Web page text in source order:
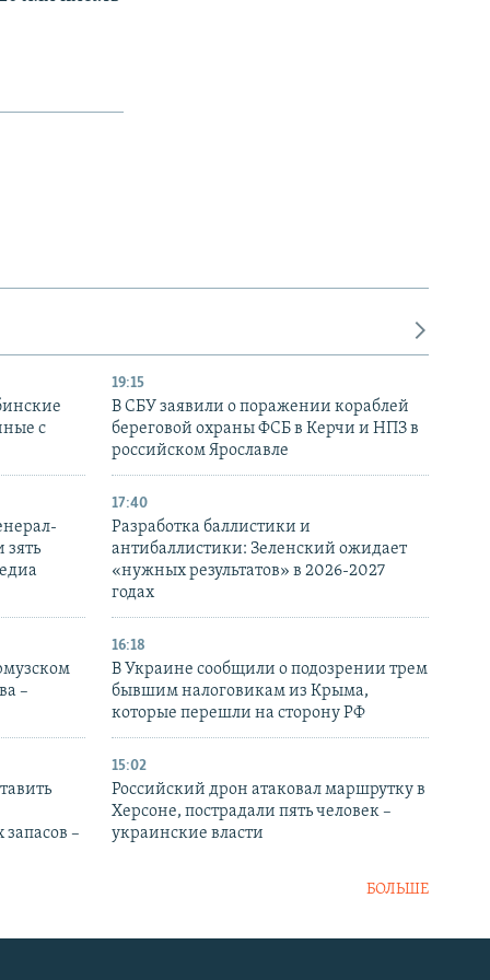
с
19:15
В СБУ заявили о поражении кораблей
береговой охраны ФСБ в Керчи и НПЗ в
российском Ярославле
17:40
Разработка баллистики и
антибаллистики: Зеленский ожидает
«нужных результатов» в 2026-2027
годах
–
16:18
В Украине сообщили о подозрении трем
бывшим налоговикам из Крыма,
которые перешли на сторону РФ
–
15:02
Российский дрон атаковал маршрутку в
Херсоне, пострадали пять человек –
украинские власти
БОЛЬШЕ